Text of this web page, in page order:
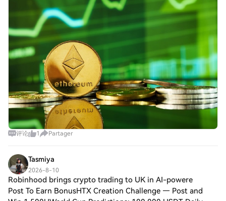
initial coin offering (ICO) has abruptly
评论 1 Partager
Tasmiya
2026-8-10
Robinhood brings crypto trading to UK in AI-powere
Post To Earn BonusHTX Creation Challenge — Post and